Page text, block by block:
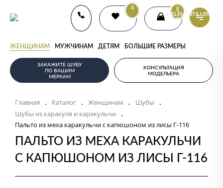
0
{{
ELEMENTS.LENGTH
}}
ЖЕНЩИНАМ МУЖЧИНАМ ДЕТЯМ БОЛЬШИЕ РАЗМЕРЫ
ЗАКАЖИТЕ ШУБУ
ПО ВАШИМ
МЕРКАМ
КОНСУЛЬТАЦИЯ
МОДЕЛЬЕРА
Главная . Каталог . Женщинам . Шубы .
Шубы из каракуля и каракульчи .
Пальто из меха каракульчи с капюшоном из лисы Г-116
ПАЛЬТО ИЗ МЕХА КАРАКУЛЬЧИ
С КАПЮШОНОМ ИЗ ЛИСЫ Г-116